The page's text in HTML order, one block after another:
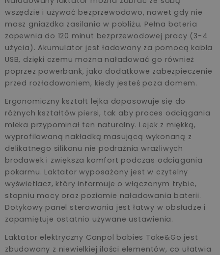
wszędzie i używać bezprzewodowo, nawet gdy nie
masz gniazdka zasilania w pobliżu. Pełna bateria
zapewnia do 120 minut bezprzewodowej pracy (3-4
użycia). Akumulator jest ładowany za pomocą kabla
USB, dzięki czemu można naładować go również
poprzez powerbank, jako dodatkowe zabezpieczenie
przed rozładowaniem, kiedy jesteś poza domem.
Ergonomiczny kształt lejka dopasowuje się do
różnych kształtów piersi, tak aby proces odciągania
mleka przypominał ten naturalny. Lejek z miękką,
wyprofilowaną nakładką masującą wykonaną z
delikatnego silikonu nie podrażnia wrażliwych
brodawek i zwiększa komfort podczas odciągania
pokarmu. Laktator wyposażony jest w czytelny
wyświetlacz, który informuje o włączonym trybie,
stopniu mocy oraz poziomie naładowania baterii.
Dotykowy panel sterowania jest łatwy w obsłudze i
zapamiętuje ostatnio używane ustawienia.
Laktator elektryczny Canpol babies Take&Go jest
zbudowany z niewielkiej ilości elementów, co ułatwia